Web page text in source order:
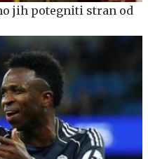
jih potegniti stran od